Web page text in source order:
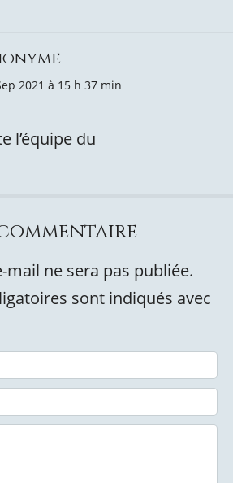
2021 à 15 h 37 min
l’équipe du
mail ne sera pas publiée.
sont indiqués avec